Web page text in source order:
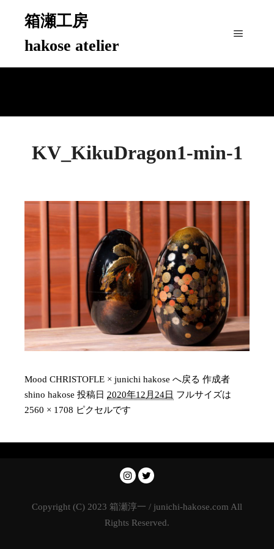
箱瀬工房
hakose atelier
KV_KikuDragon1-min-1
Mood CHRISTOFLE × junichi hakose へ戻る 作成者
shino hakose 投稿日 2020年12月24日 フルサイズは
2560 × 1708 ピクセルです
Copyright (C) 2023 箱瀬淳一 / junichi-hakose.com All
Rights Reserved.